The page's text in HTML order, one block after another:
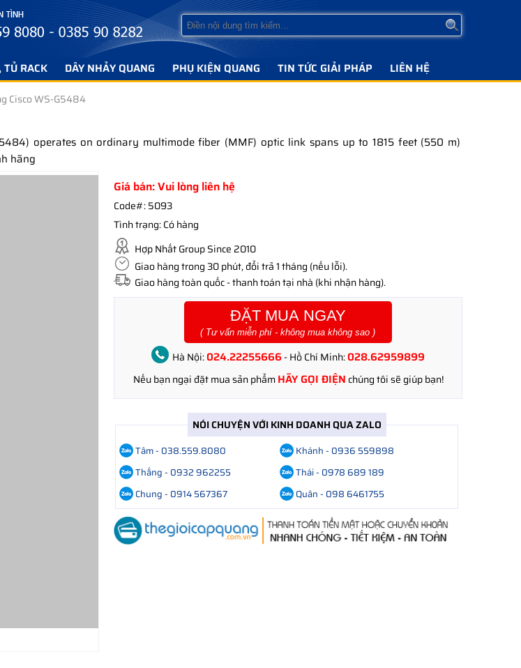
TỦ RACK DÂY NHẢY QUANG PHỤ KIỆN QUANG TIN TỨC GIẢI PHÁP LIÊN HỆ
Cisco WS-G5484
operates on ordinary multimode fiber (MMF) optic link spans up to 1815 feet (550 m)
hãng
Giá bán: Vui lòng liên hệ
Code#:5093
Tình trạng:Có hàng
Hợp Nhất Group Since 2010
Giao hàng trong 30 phút, đổi trả 1 tháng (nếu lỗi).
Giao hàng toàn quốc - thanh toán tại nhà (khi nhận hàng).
ĐẶT MUA NGAY
( Tư vấn miễn phí - không mua không sao )
Hà Nội:024.22255666 - Hồ Chí Minh:028.62959899
Nếu bạn ngại đặt mua sản phẩmHÃY GỌI ĐIỆN chúng tôi sẽ giúp bạn!
NÓI CHUYỆN VỚI KINH DOANH QUA ZALO
Tâm - 038.559.8080
Khánh - 0936 559898
Thắng - 0932 962255
Thái - 0978 689 189
Chung - 0914 567367
Quân - 098 6461755